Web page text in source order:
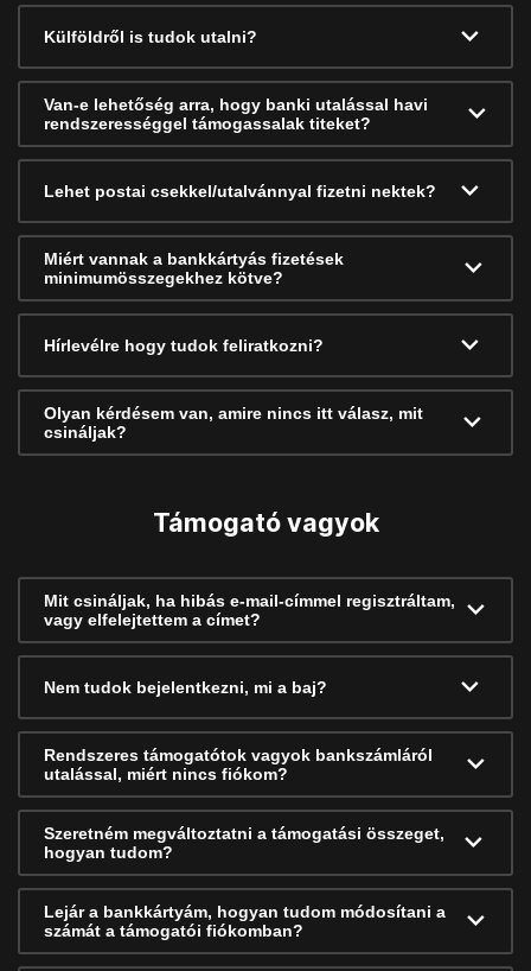
Külföldről is tudok utalni?
Van-e lehetőség arra, hogy banki utalással havi
rendszerességgel támogassalak titeket?
Lehet postai csekkel/utalvánnyal fizetni nektek?
Miért vannak a bankkártyás fizetések
minimumösszegekhez kötve?
Hírlevélre hogy tudok feliratkozni?
Olyan kérdésem van, amire nincs itt válasz, mit
csináljak?
Támogató vagyok
Mit csináljak, ha hibás e-mail-címmel regisztráltam,
vagy elfelejtettem a címet?
Nem tudok bejelentkezni, mi a baj?
Rendszeres támogatótok vagyok bankszámláról
utalással, miért nincs fiókom?
Szeretném megváltoztatni a támogatási összeget,
hogyan tudom?
Lejár a bankkártyám, hogyan tudom módosítani a
számát a támogatói fiókomban?